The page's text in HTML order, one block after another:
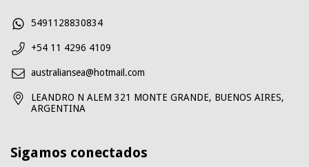
5491128830834
+54 11 4296 4109
australiansea@hotmail.com
LEANDRO N ALEM 321 MONTE GRANDE, BUENOS AIRES,
ARGENTINA
Sigamos conectados